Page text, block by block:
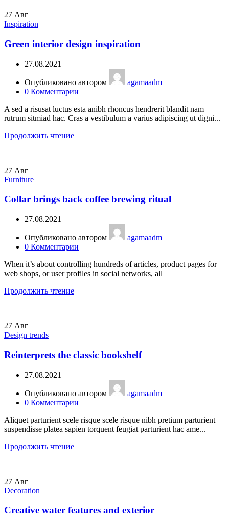
27 Авг
Inspiration
Green interior design inspiration
27.08.2021
Опубликовано автором
agamaadm
0 Комментарии
A sed a risusat luctus esta anibh rhoncus hendrerit blandit nam
rutrum sitmiad hac. Cras a vestibulum a varius adipiscing ut digni...
Продолжить чтение
27 Авг
Furniture
Collar brings back coffee brewing ritual
27.08.2021
Опубликовано автором
agamaadm
0 Комментарии
When it’s about controlling hundreds of articles, product pages for
web shops, or user profiles in social networks, all
Продолжить чтение
27 Авг
Design trends
Reinterprets the classic bookshelf
27.08.2021
Опубликовано автором
agamaadm
0 Комментарии
Aliquet parturient scele risque scele risque nibh pretium parturient
suspendisse platea sapien torquent feugiat parturient hac ame...
Продолжить чтение
27 Авг
Decoration
Creative water features and exterior